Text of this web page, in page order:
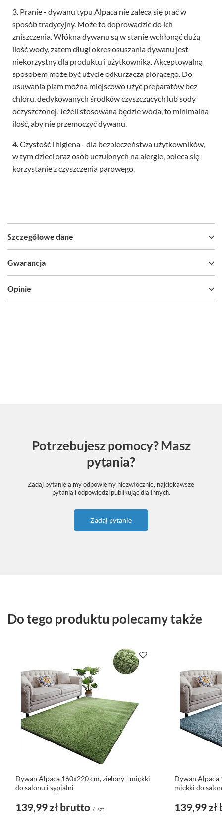
3. Pranie - dywanu typu Alpaca nie zaleca się prać w
sposób tradycyjny. Może to doprowadzić do ich
zniszczenia. Włókna dywanu są w stanie wchłonąć dużą
ilość wody, zatem długi okres osuszania dywanu jest
niekorzystny dla produktu i użytkownika. Akceptowalną
sposobem może być użycie odkurzacza piorącego. Do
usuwania plam można miejscowo użyć preparatów bez
chloru, dedykowanych środków czyszczących lub sody
oczyszczonej. Jeżeli stosowana będzie woda, to minimalna
ilość, aby nie przemoczyć dywanu.
4. Czystość i higiena - dla bezpieczeństwa użytkowników,
w tym dzieci oraz osób uczulonych na alergie, poleca się
korzystanie z czyszczenia parowego.
Szczegółowe dane
Gwarancja
Opinie
Potrzebujesz pomocy? Masz
pytania?
Zadaj pytanie a my odpowiemy niezwłocznie, najciekawsze
pytania i odpowiedzi publikując dla innych.
Zadaj pytanie
Do tego produktu polecamy także
Dywan Alpaca 160x220 cm, zielony - miękki
do salonu i sypialni
139,99 zł brutto / szt.
Dywan Alpaca
miękki do
139,99 zł